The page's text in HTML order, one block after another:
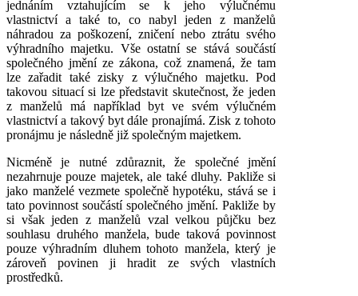
jednáním vztahujícím se k jeho výlučnému
vlastnictví a také to, co nabyl jeden z manželů
náhradou za poškození, zničení nebo ztrátu svého
výhradního majetku. Vše ostatní se stává součástí
společného jmění ze zákona, což znamená, že tam
lze zařadit také zisky z výlučného majetku. Pod
takovou situací si lze představit skutečnost, že jeden
z manželů má například byt ve svém výlučném
vlastnictví a takový byt dále pronajímá. Zisk z tohoto
pronájmu je následně již společným majetkem.
Nicméně je nutné zdůraznit, že společné jmění
nezahrnuje pouze majetek, ale také dluhy. Pakliže si
jako manželé vezmete společně hypotéku, stává se i
tato povinnost součástí společného jmění. Pakliže by
si však jeden z manželů vzal velkou půjčku bez
souhlasu druhého manžela, bude taková povinnost
pouze výhradním dluhem tohoto manžela, který je
zároveň povinen ji hradit ze svých vlastních
prostředků.